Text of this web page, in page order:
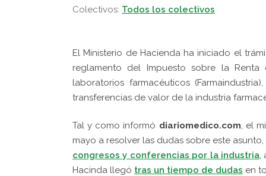
Colectivos: Todos los colectivos
El Ministerio de Hacienda ha iniciado el
reglamento del Impuesto sobre la Renta
laboratorios farmacéuticos
transferencias de valor de la industria
Tal y como informó diariomedico.com, el
mayo a resolver las dudas sobre este asunto,
congresos y conferencias por la industria,
Hacinda llegó tras un tiempo de dudas en